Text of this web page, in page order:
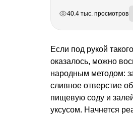
40.4 тыс. просмотров
Если под рукой
оказалось, можно
народным методом:
сливное отверстие
пищевую соду и
уксусом. Начнется